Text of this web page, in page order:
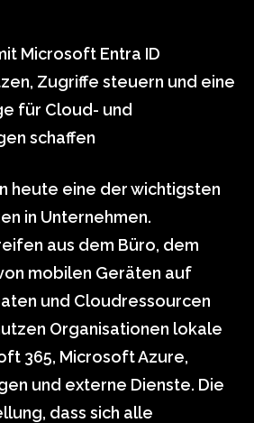
Microsoft Entra ID
Zugriffe steuern und eine
für Cloud- und
schaffen
heute eine der wichtigsten
in Unternehmen.
aus dem Büro, dem
mobilen Geräten auf
und Cloudressourcen
Organisationen lokale
365, Microsoft Azure,
und externe Dienste. Die
dass sich alle